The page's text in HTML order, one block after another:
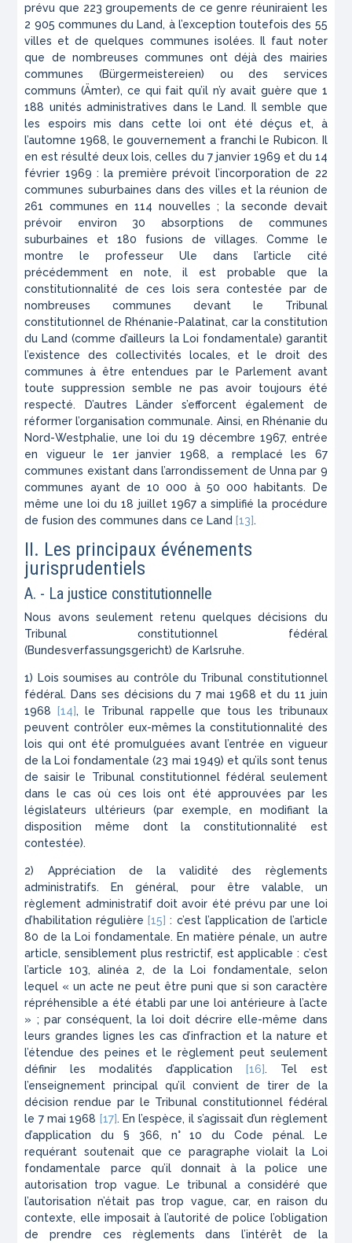
prévu que 223 groupements de ce genre réuniraient les
2 905 communes du Land, à l’exception toutefois des 55
villes et de quelques communes isolées. Il faut noter
que de nombreuses communes ont déjà des mairies
communes (Bürgermeistereien) ou des services
communs (Ämter), ce qui fait qu’il n’y avait guère que 1
188 unités administratives dans le Land. Il semble que
les espoirs mis dans cette loi ont été déçus et, à
l’automne 1968, le gouvernement a franchi le Rubicon. Il
en est résulté deux lois, celles du 7 janvier 1969 et du 14
février 1969 : la première prévoit l’incorporation de 22
communes suburbaines dans des villes et la réunion de
261 communes en 114 nouvelles ; la seconde devait
prévoir environ 30 absorptions de communes
suburbaines et 180 fusions de villages. Comme le
montre le professeur Ule dans l’article cité
précédemment en note, il est probable que la
constitutionnalité de ces lois sera contestée par de
nombreuses communes devant le Tribunal
constitutionnel de Rhénanie-Palatinat, car la constitution
du Land (comme d’ailleurs la Loi fondamentale) garantit
l’existence des collectivités locales, et le droit des
communes à être entendues par le Parlement avant
toute suppression semble ne pas avoir toujours été
respecté. D’autres Länder s’efforcent également de
réformer l’organisation communale. Ainsi, en Rhénanie du
Nord-Westphalie, une loi du 19 décembre 1967, entrée
en vigueur le 1er janvier 1968, a remplacé les 67
communes existant dans l’arrondissement de Unna par 9
communes ayant de 10 000 à 50 000 habitants. De
même une loi du 18 juillet 1967 a simplifié la procédure
de fusion des communes dans ce Land [13].
II. Les principaux événements
jurisprudentiels
A. - La justice constitutionnelle
Nous avons seulement retenu quelques décisions du
Tribunal constitutionnel fédéral
(Bundesverfassungsgericht) de Karlsruhe.
1) Lois soumises au contrôle du Tribunal constitutionnel
fédéral. Dans ses décisions du 7 mai 1968 et du 11 juin
1968
[14], le Tribunal rappelle que tous les tribunaux
peuvent contrôler eux-mêmes la constitutionnalité des
lois qui ont été promulguées avant l’entrée en vigueur
de la Loi fondamentale (23 mai 1949) et qu’ils sont tenus
de saisir le Tribunal constitutionnel fédéral seulement
dans le cas où ces lois ont été approuvées par les
législateurs ultérieurs (par exemple, en modifiant la
disposition même dont la constitutionnalité est
contestée).
2) Appréciation de la validité des règlements
administratifs. En général, pour être valable, un
règlement administratif doit avoir été prévu par une loi
d’habilitation régulière [15] : c’est l’application de l’article
80 de la Loi fondamentale. En matière pénale, un autre
article, sensiblement plus restrictif, est applicable : c’est
l’article 103, alinéa 2, de la Loi fondamentale, selon
lequel « un acte ne peut être puni que si son caractère
répréhensible a été établi par une loi antérieure à l’acte
» ; par conséquent, la loi doit décrire elle-même dans
leurs grandes lignes les cas d’infraction et la nature et
l’étendue des peines et le règlement peut seulement
définir les modalités d’application
[16]. Tel est
l’enseignement principal qu’il convient de tirer de la
décision rendue par le Tribunal constitutionnel fédéral
le 7 mai 1968 [17]. En l’espèce, il s’agissait d’un règlement
d’application du § 366, n° 10 du Code pénal. Le
requérant soutenait que ce paragraphe violait la Loi
fondamentale parce qu’il donnait à la police une
autorisation trop vague. Le tribunal a considéré que
l’autorisation n’était pas trop vague, car, en raison du
contexte, elle imposait à l’autorité de police l’obligation
de prendre ces règlements dans l’intérêt de la